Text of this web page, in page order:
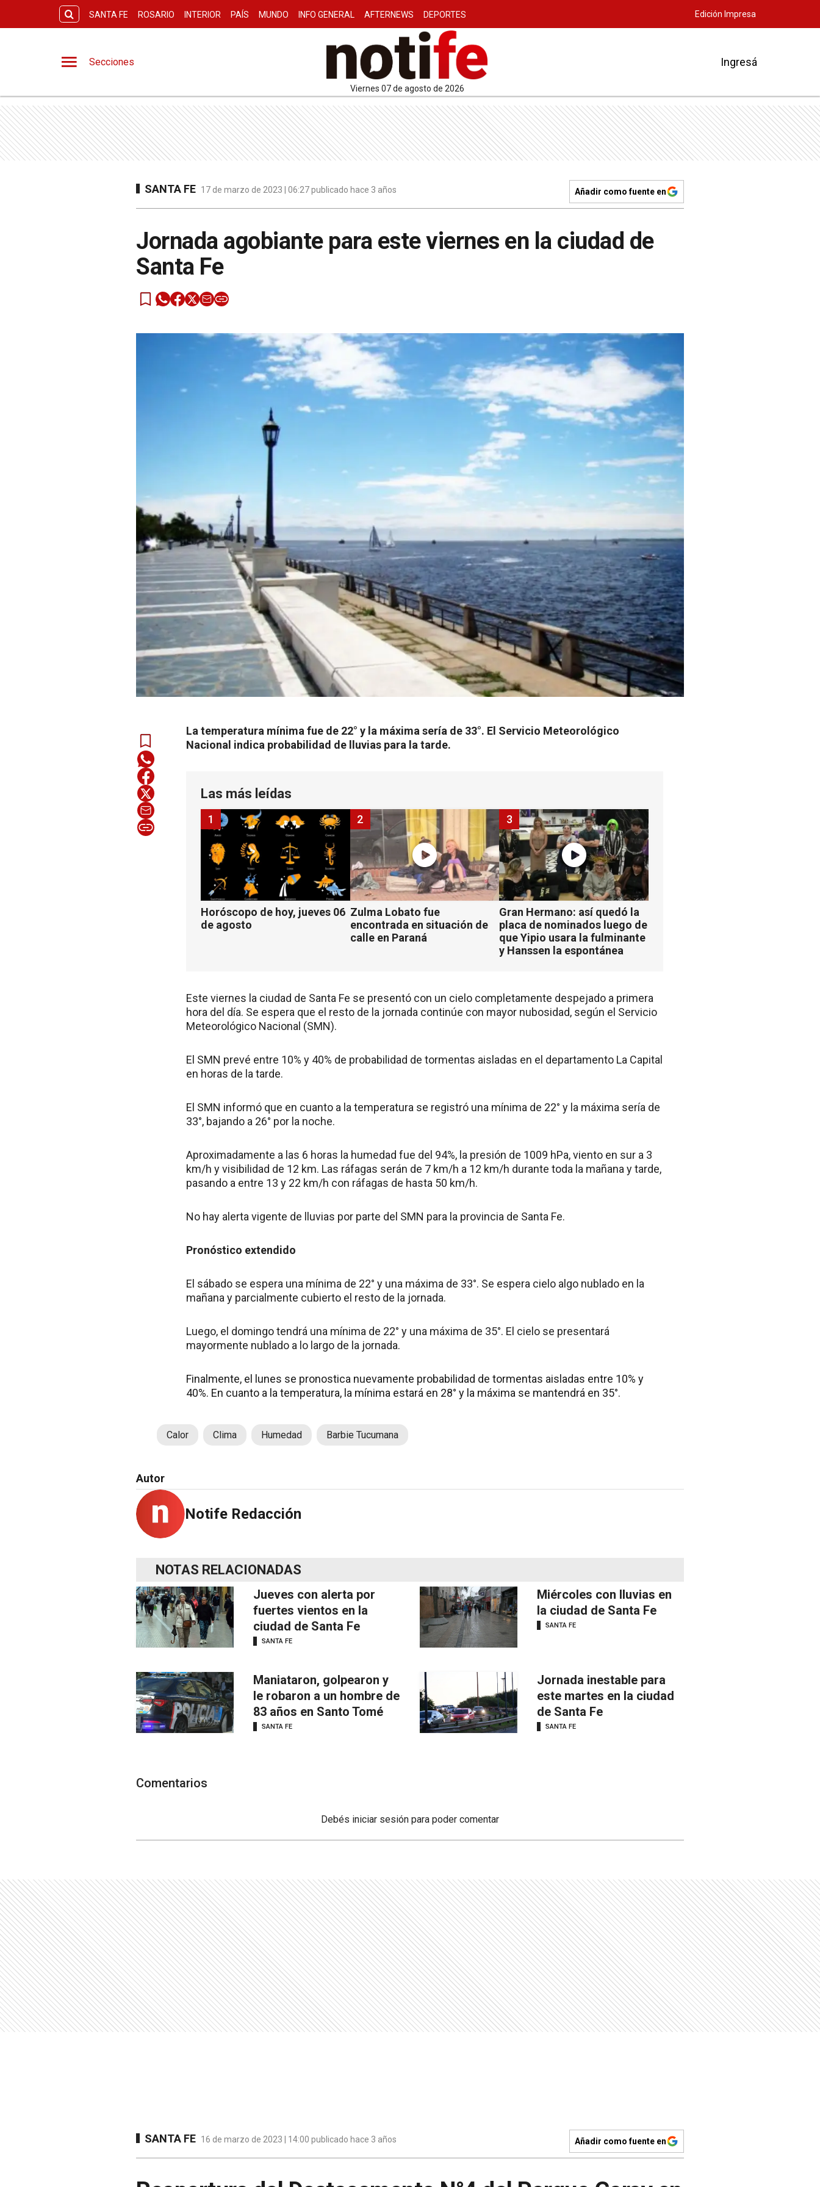
SANTA FE ROSARIO INTERIOR PAÍS MUNDO INFO GENERAL AFTERNEWS DEPORTES Edición Impresa
Secciones
viernes 07 de agosto de 2026
Ingresá
SANTA FE 17 de marzo de 2023 | 06:27 publicado hace 3 años Añadir como fuente en
Jornada agobiante para este viernes en la ciudad de
Santa Fe
La temperatura mínima fue de 22° y la máxima sería de 33°. El Servicio Meteorológico
Nacional indica probabilidad de lluvias para la tarde.
Las más leídas
Horóscopo de hoy, jueves 06
de agosto
1
Zulma Lobato fue
encontrada en situación de
calle en Paraná
2
Gran Hermano: así quedó la
placa de nominados luego de
que Yipio usara la fulminante
y Hanssen la espontánea
3
Este viernes la ciudad de Santa Fe se presentó con un cielo completamente despejado a primera
hora del día. Se espera que el resto de la jornada continúe con mayor nubosidad, según el Servicio
Meteorológico Nacional (SMN).
El SMN prevé entre 10% y 40% de probabilidad de tormentas aisladas en el departamento La Capital
en horas de la tarde.
El SMN informó que en cuanto a la temperatura se registró una mínima de 22° y la máxima sería de
33°, bajando a 26° por la noche.
Aproximadamente a las 6 horas la humedad fue del 94%, la presión de 1009 hPa, viento en sur a 3
km/h y visibilidad de 12 km. Las ráfagas serán de 7 km/h a 12 km/h durante toda la mañana y tarde,
pasando a entre 13 y 22 km/h con ráfagas de hasta 50 km/h.
No hay alerta vigente de lluvias por parte del SMN para la provincia de Santa Fe.
Pronóstico extendido
El sábado se espera una mínima de 22° y una máxima de 33°. Se espera cielo algo nublado en la
mañana y parcialmente cubierto el resto de la jornada.
Luego, el domingo tendrá una mínima de 22° y una máxima de 35°. El cielo se presentará
mayormente nublado a lo largo de la jornada.
Finalmente, el lunes se pronostica nuevamente probabilidad de tormentas aisladas entre 10% y
40%. En cuanto a la temperatura, la mínima estará en 28° y la máxima se mantendrá en 35°.
Calor Clima Humedad Barbie Tucumana
Autor
Notife Redacción
NOTAS RELACIONADAS
Jueves con alerta por
fuertes vientos en la
ciudad de Santa Fe
SANTA FE
Miércoles con lluvias en
la ciudad de Santa Fe
SANTA FE
Maniataron, golpearon y
le robaron a un hombre de
83 años en Santo Tomé
SANTA FE
Jornada inestable para
este martes en la ciudad
de Santa Fe
SANTA FE
Comentarios
Debés iniciar sesión para poder comentar
SANTA FE 16 de marzo de 2023 | 14:00 publicado hace 3 años Añadir como fuente en